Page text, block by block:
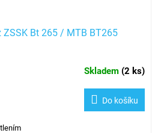
ZSSK Bt 265 / MTB BT265
Skladem (2 ks)
Do košíku